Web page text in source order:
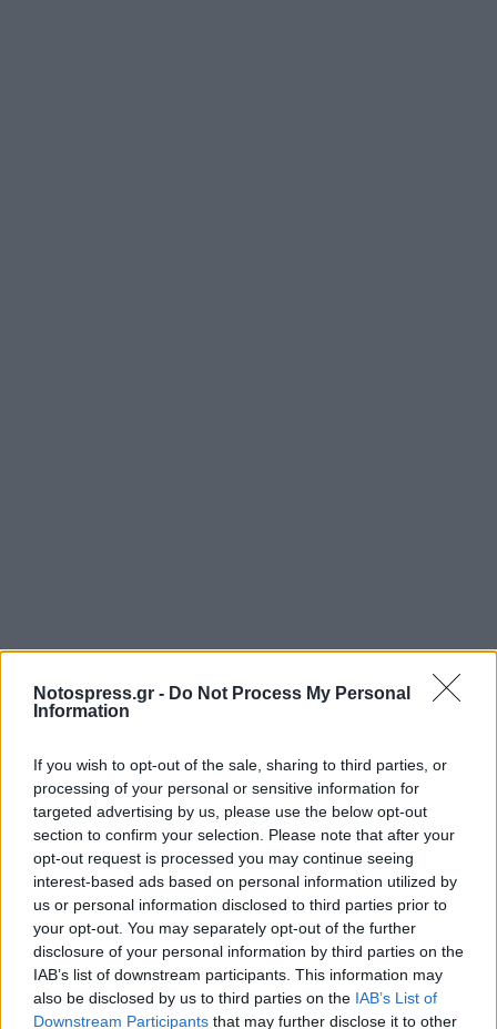
Notospress.gr - Do Not Process My Personal
Information
If you wish to opt-out of the sale, sharing to third parties, or
processing of your personal or sensitive information for
targeted advertising by us, please use the below opt-out
section to confirm your selection. Please note that after your
opt-out request is processed you may continue seeing
interest-based ads based on personal information utilized by
us or personal information disclosed to third parties prior to
your opt-out. You may separately opt-out of the further
disclosure of your personal information by third parties on the
IAB’s list of downstream participants. This information may
also be disclosed by us to third parties on the IAB’s List of
Downstream Participants that may further disclose it to other
Σχετικά Άρθρα